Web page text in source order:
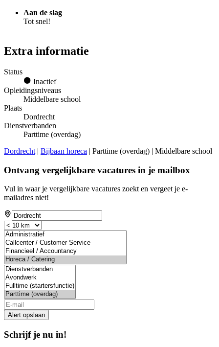
Aan de slag
Tot snel!
Extra informatie
Status
Inactief
Opleidingsniveaus
Middelbare school
Plaats
Dordrecht
Dienstverbanden
Parttime (overdag)
Dordrecht | Bijbaan horeca | Parttime (overdag) | Middelbare school
Ontvang vergelijkbare vacatures in je mailbox
Vul in waar je vergelijkbare vacatures zoekt en vergeet je e-
mailadres niet!
If
you
are
a
human,
ignore
this
field
Alert opslaan
Schrijf je nu in!